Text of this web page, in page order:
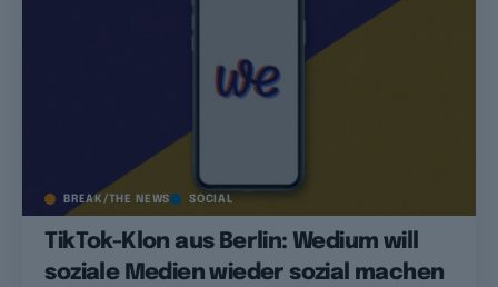
BREAK/THE NEWS SOCIAL
TikTok-Klon aus Berlin: Wedium will
soziale Medien wieder sozial machen